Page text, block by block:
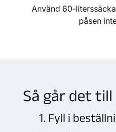
Använd 60-
påsen
Så går det till
1. Fyll i